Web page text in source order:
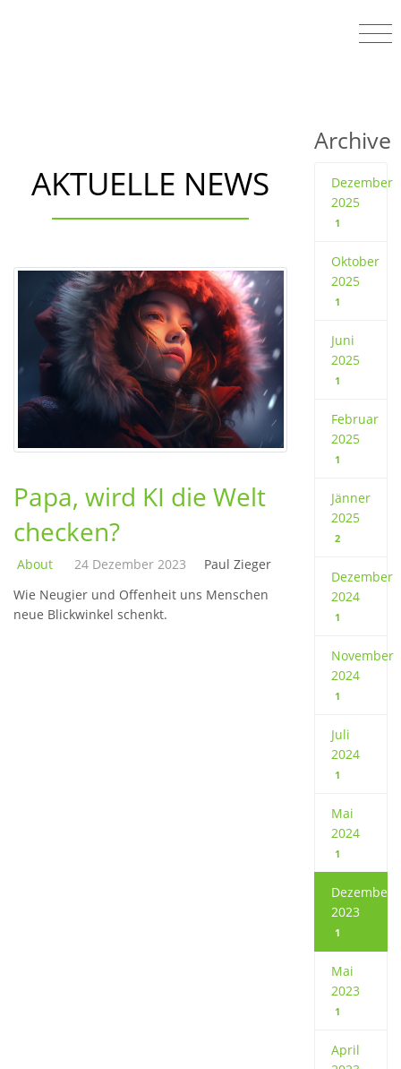
AKTUELLE NEWS
Papa, wird KI die Welt
checken?
About 24 Dezember 2023
Paul Zieger
Wie Neugier und Offenheit uns Menschen
neue Blickwinkel schenkt.
Archive
Dezember
2025
1
Oktober
2025
1
Juni
2025
1
Februar
2025
1
Jänner
2025
2
Dezember
2024
1
November
2024
1
Juli
2024
1
Mai
2024
1
Dezember
2023
1
Mai
2023
1
April